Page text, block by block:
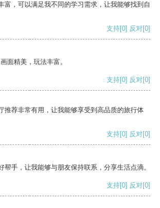
富，可以满足我不同的学习需求，让我能够找到自
支持[0] 反对[0]
面精美，玩法丰富。
支持[0] 反对[0]
推荐非常有用，让我能够享受到高品质的旅行体
支持[0] 反对[0]
帮手，让我能够与朋友保持联系，分享生活点滴。
支持[0] 反对[0]